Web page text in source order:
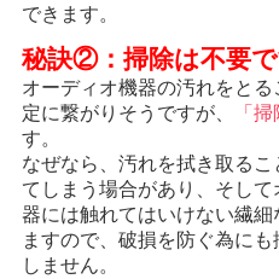
できます。
秘訣②：掃除は不要
オーディオ機器の汚れをとる
定に繋がりそうですが、
「
す。
なぜなら、汚れを拭き取るこ
てしまう場合があり、そし
器には触れてはいけない繊細
ますので、破損を防ぐ為に
しません。